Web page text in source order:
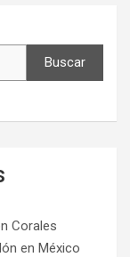
Buscar
Corales
en México